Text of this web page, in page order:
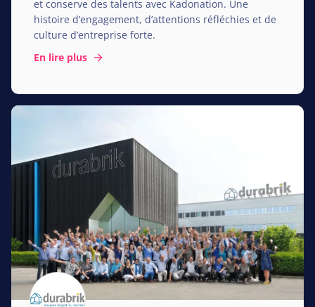
et conserve des talents avec Kadonation. Une
histoire d’engagement, d’attentions réfléchies et de
culture d’entreprise forte.
En lire plus